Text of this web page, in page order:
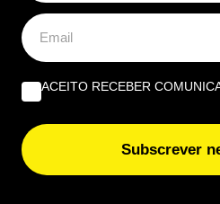
ÚLTIMAS NOTÍCIAS
Vem aí chuva e trovoada: mau
serão as regiões mais afetadas
ACEITO RECEBER
Subscrever